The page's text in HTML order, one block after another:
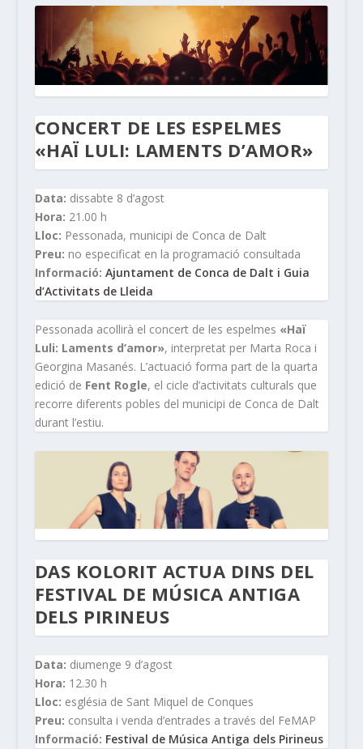
CONCERT DE LES ESPELMES
«HAÏ LULI: LAMENTS D’AMOR»
Data: dissabte 8 d’agost
Hora: 21.00 h
Lloc: Pessonada, municipi de Conca de Dalt
Preu: no especificat en la programació consultada
Informació: Ajuntament de Conca de Dalt i Guia
d’Activitats de Lleida
Pessonada acollirà el concert de les espelmes «Haï
Luli: Laments d’amor», interpretat per Marta Roca i
Georgina Masanés. L’actuació forma part de la quarta
edició de Fent Rogle, el cicle d’activitats culturals que
recorre diferents pobles del municipi de Conca de Dalt
durant l’estiu.
DAS KOLORIT ACTUA DINS DEL
FESTIVAL DE MÚSICA ANTIGA
DELS PIRINEUS
Data: diumenge 9 d’agost
Hora: 12.30 h
Lloc: església de Sant Miquel de Conques
Preu: consulta i venda d’entrades a través del FeMAP
Informació: Festival de Música Antiga dels Pirineus